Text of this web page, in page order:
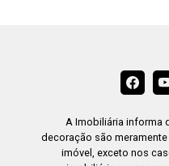
A Imobiliária informa
decoração são
imóvel, exceto nos